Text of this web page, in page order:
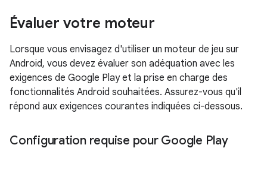
Évaluer votre moteur
Lorsque vous envisagez d'utiliser un moteur de jeu sur
Android, vous devez évaluer son adéquation avec les
exigences de Google Play et la prise en charge des
fonctionnalités Android souhaitées. Assurez-vous qu'il
répond aux exigences courantes indiquées ci-dessous.
Configuration requise pour Google Play